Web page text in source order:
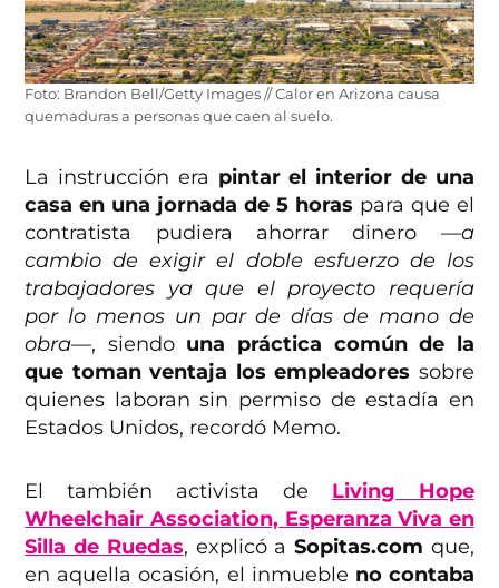
Foto: Brandon Bell/Getty Images // Calor en Arizona causa
quemaduras a personas que caen al suelo.
La instrucción era pintar el interior de una
casa en una jornada de 5 horas para que el
contratista pudiera ahorrar dinero —a
cambio de exigir el doble esfuerzo de los
trabajadores ya que el proyecto requería
por lo menos un par de días de mano de
obra—, siendo una práctica común de la
que toman ventaja los empleadores sobre
quienes laboran sin permiso de estadía en
Estados Unidos, recordó Memo.
El también activista de Living Hope
Wheelchair Association, Esperanza Viva en
Silla de Ruedas, explicó a Sopitas.com que,
en aquella ocasión, el inmueble no contaba